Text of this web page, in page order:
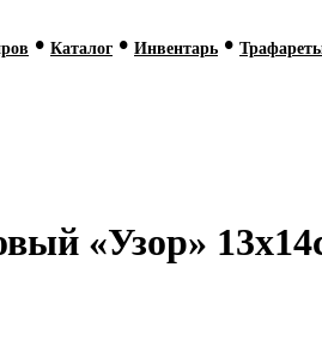
• Каталог • Инвентарь •
«Узор»